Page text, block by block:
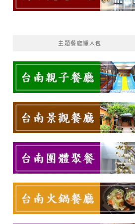
主題餐廳懶人包